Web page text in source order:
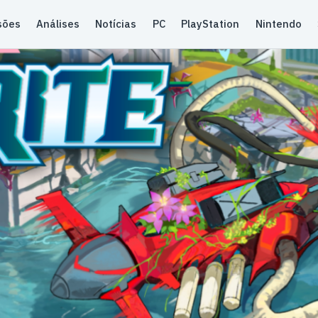
Análises Notícias PC PlayStation Nintendo